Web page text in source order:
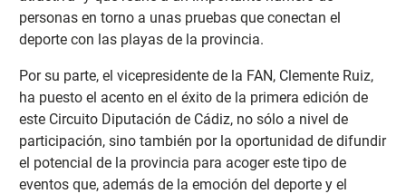
personas en torno a unas pruebas que conectan el
deporte con las playas de la provincia.
Por su parte, el vicepresidente de la FAN, Clemente Ruiz,
ha puesto el acento en el éxito de la primera edición de
este Circuito Diputación de Cádiz, no sólo a nivel de
participación, sino también por la oportunidad de difundir
el potencial de la provincia para acoger este tipo de
eventos que, además de la emoción del deporte y el